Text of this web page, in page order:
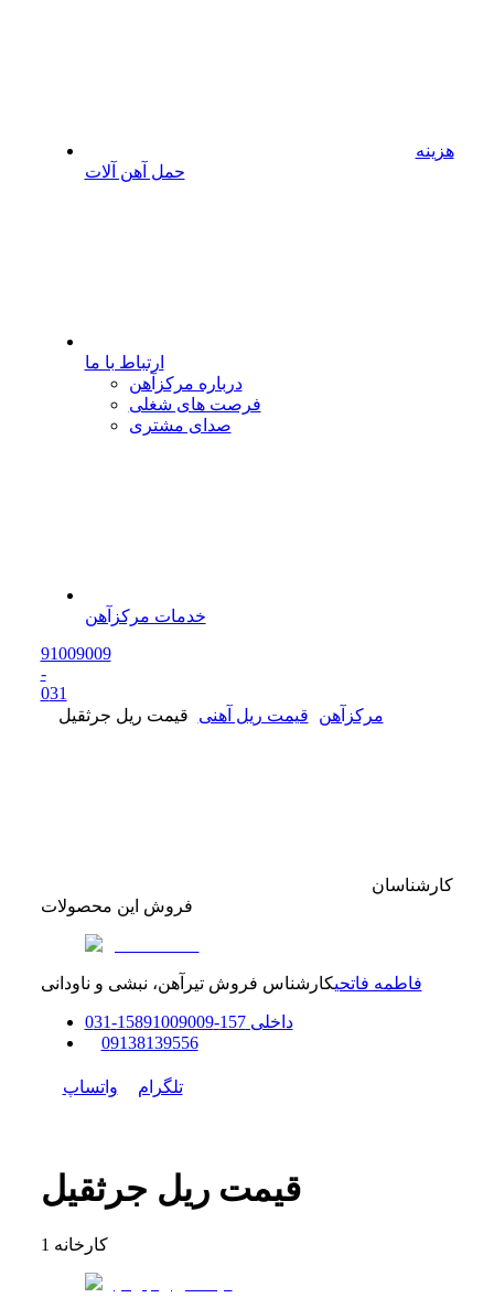
هزینه
حمل آهن آلات
ارتباط با ما
درباره مرکزآهن
فرصت های شغلی
صدای مشتری
خدمات مرکزآهن
91009009
-
031
مرکزآهن
قیمت ریل آهنی قیمت ریل جرثقیل
قیمت ریل جرثقیل
1 کارخانه
کارشناسان
فروش این محصولات
فاطمه فاتحیکارشناس فروش تیرآهن، نبشی و ناودانی
داخلی157-158
91009009
-
031
09138139556
تلگرام واتساپ